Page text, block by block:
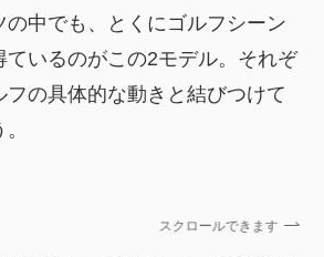
の中でも、とくにゴルフシーン
ているのがこの2モデル。それぞ
フの具体的な動きと結びつけて
スクロールできます